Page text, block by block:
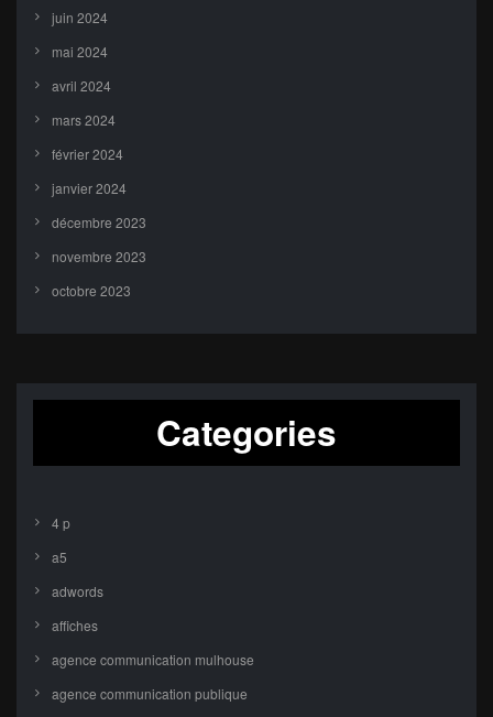
juin 2024
mai 2024
avril 2024
mars 2024
février 2024
janvier 2024
décembre 2023
novembre 2023
octobre 2023
Categories
4 p
a5
adwords
affiches
agence communication mulhouse
agence communication publique